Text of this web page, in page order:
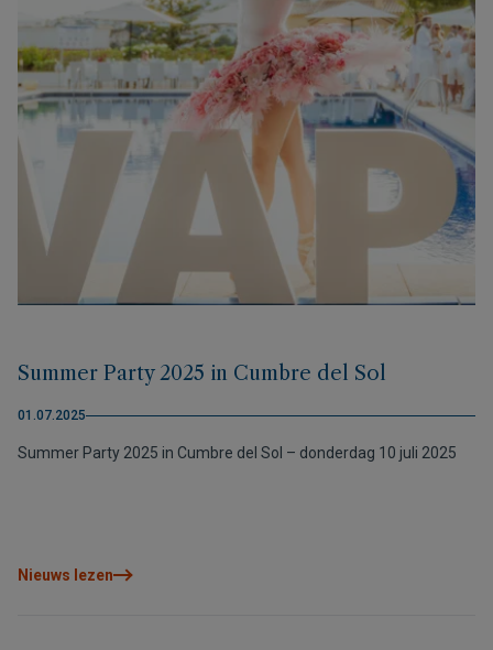
Summer Party 2025 in Cumbre del Sol
01.07.2025
Summer Party 2025 in Cumbre del Sol – donderdag 10 juli 2025
Nieuws lezen